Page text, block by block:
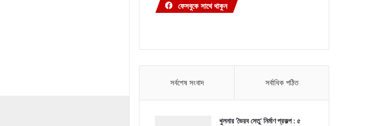
ফেসবুকে সাথে থাকুন
সর্বশেষ সংবাদ সর্বাধিক পঠিত
খুলনার ‘ভৈরব সেতু’ নির্মাণ প্রকল্প : ৫